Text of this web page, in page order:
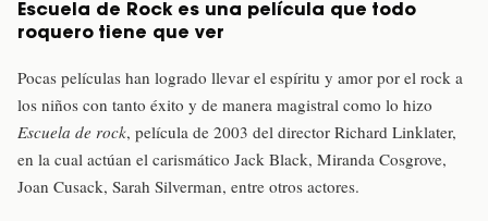
Escuela de Rock es una película que todo
roquero tiene que ver
Pocas películas han logrado llevar el espíritu y amor por el rock a
los niños con tanto éxito y de manera magistral como lo hizo
Escuela de rock, película de 2003 del director Richard Linklater,
en la cual actúan el carismático Jack Black, Miranda Cosgrove,
Joan Cusack, Sarah Silverman, entre otros actores.